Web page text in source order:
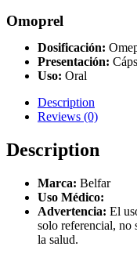
Omoprel
Dosificación:
Presentación:
Uso: Oral
Description
Reviews (0)
Description
Marca: Belfar
Uso Médico:
Advertencia: El
solo referencial, no
la salud.